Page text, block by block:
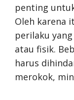
penting
Oleh karena
perilaku
atau fisik.
harus
merokok,